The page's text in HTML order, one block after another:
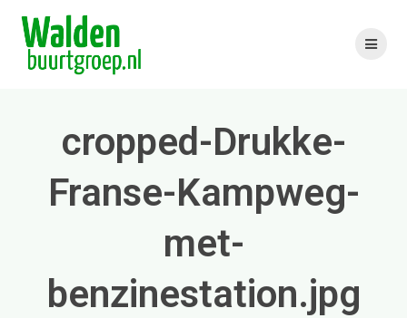
cropped-Drukke-
Franse-Kampweg-
met-
benzinestation.jpg